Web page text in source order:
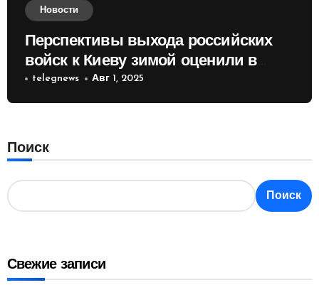
Новости
Перспективы выхода российских
войск к Киеву зимой оценили в
России
telegnews Авг 1, 2025
Поиск
Поиск
Свежие записи